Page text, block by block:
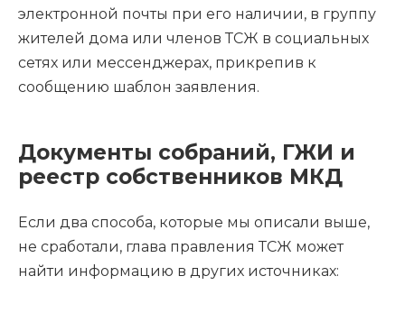
электронной почты при его наличии, в группу
жителей дома или членов ТСЖ в социальных
сетях или мессенджерах, прикрепив к
сообщению шаблон заявления.
Документы собраний, ГЖИ и
реестр собственников МКД
Если два способа, которые мы описали выше,
не сработали, глава правления ТСЖ может
найти информацию в других источниках: